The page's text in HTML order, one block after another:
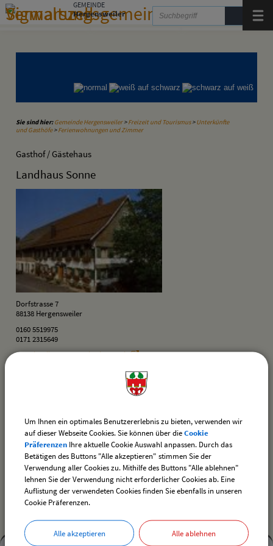
Zum Inhalt zur Navigationoder springen.
GEMEINDE
Hergensweiler
Gemeinde Hergensweiler Gemeinde Sigmarszell Gemeinde Weißensberg
Sie sind hier: Gemeinde Hergensweiler>Freizeit und Tourismus>Unterkünfte
und Gasthöfe>Ferienwohnungen und Zimmer
Gasthof / Gästehaus
Landhaus Sonne
Dorfstrasse 7
88138 Hergensweiler
0160 5519975
0171 2315649
www.landhaus-sonne-bodensee.de
drucken
Um Ihnen ein optimales Benutzererlebnis zu bieten, verwenden wir
auf dieser Webseite Cookies. Sie können über dieCookie
Präferenzen Ihre aktuelle Cookie Auswahl anpassen. Durch das
Betätigen des Buttons "Alle akzeptieren" stimmen Sie der
Verwendung aller Cookies zu. Mithilfe des Buttons "Alle ablehnen"
lehnen Sie der Verwendung nicht erforderlicher Cookies ab. Eine
Auflistung der verwendeten Cookies finden Sie ebenfalls in unseren
Cookie Präferenzen.
Alle akzeptieren Alle ablehnen